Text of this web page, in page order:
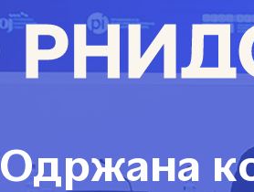
Одржана